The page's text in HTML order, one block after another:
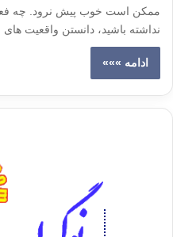
ممکن است خوب پیش نرود. چه
نداشته باشید، دانستن واقعیت
ادامه »»»